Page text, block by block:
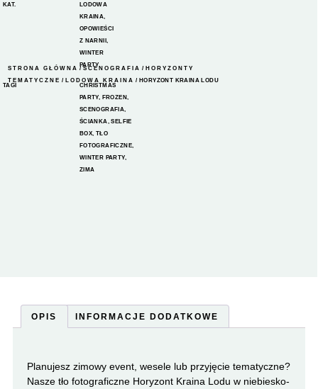
KAT.
LODOWA
KRAINA,
OPOWIEŚCI
Z NARNII ,
WINTER
PARTY
TAGI
CHRISTMAS
PARTY, FROZEN,
SCENOGRAFIA,
ŚCIANKA,SELFIE
BOX, TŁO
FOTOGRAFICZNE,
WINTER PARTY,
ZIMA
STRONA GŁÓWNA /SCENOGRAFIA /HORYZONTY
TEMATYCZNE / LODOWA KRAINA / HORYZONT KRAINA LODU
OPIS INFORMACJE DODATKOWE
Planujesz zimowy event, wesele lub przyjęcie tematyczne?
Nasze tło fotograficzne Horyzont Kraina Lodu w niebiesko-